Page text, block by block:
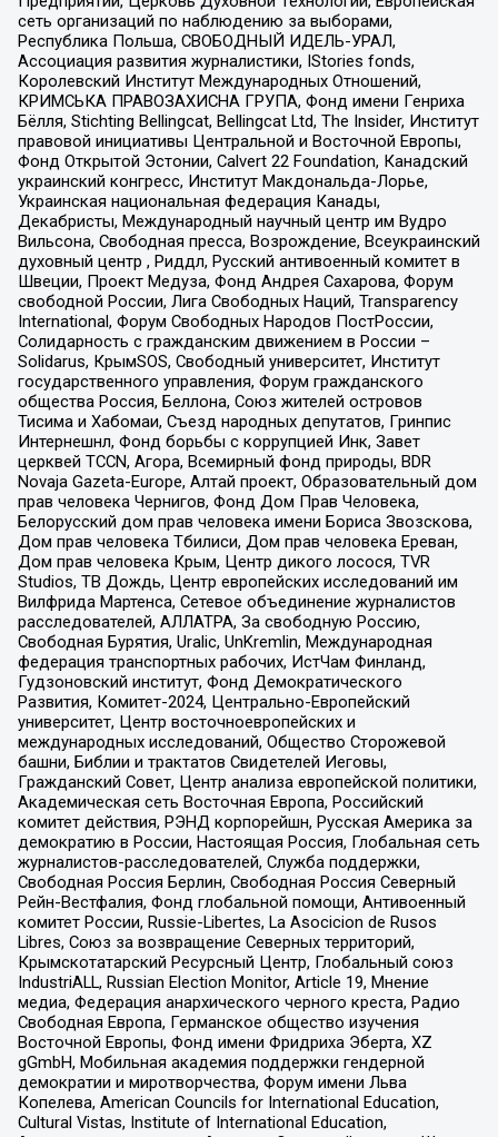
сеть организаций по наблюдению за выборами,
Республика Польша, СВОБОДНЫЙ ИДЕЛЬ-УРАЛ,
Ассоциация развития журналистики, IStories fonds,
Королевский Институт Международных Отношений,
КРИМСЬКА ПРАВОЗАХИСНА ГРУПА, Фонд имени Генриха
Бёлля, Stichting Bellingcat, Bellingcat Ltd, The Insider, Институт
правовой инициативы Центральной и Восточной Европы,
Фонд Открытой Эстонии, Calvert 22 Foundation, Канадский
украинский конгресс, Институт Макдональда-Лорье,
Украинская национальная федерация Канады,
Декабристы, Международный научный центр им Вудро
Вильсона, Свободная пресса, Возрождение, Всеукраинский
духовный центр , Риддл, Русский антивоенный комитет в
Швеции, Проект Медуза, Фонд Андрея Сахарова, Форум
свободной России, Лига Свободных Наций, Transparеncy
International, Форум Свободных Народов ПостРоссии,
Солидарность с гражданским движением в России –
Solidarus, КрымSOS, Свободный университет, Институт
государственного управления, Форум гражданского
общества Россия, Беллона, Союз жителей островов
Тисима и Хабомаи, Съезд народных депутатов, Гринпис
Интернешнл, Фонд борьбы с коррупцией Инк, Завет
церквей TCCN, Агора, Всемирный фонд природы, BDR
Novaja Gazeta-Europe, Алтай проект, Образовательный дом
прав человека Чернигов, Фонд Дом Прав Человека,
Белорусский дом прав человека имени Бориса Звозскова,
Дом прав человека Тбилиси, Дом прав человека Ереван,
Дом прав человека Крым, Центр дикого лосося, TVR
Studios, ТВ Дождь, Центр европейских исследований им
Вилфрида Мартенса, Сетевое объединение журналистов
расследователей, АЛЛАТРА, За свободную Россию,
Свободная Бурятия, Uralic, UnKremlin, Международная
федерация транспортных рабочих, ИстЧам Финланд,
Гудзоновский институт, Фонд Демократического
Развития, Комитет-2024, Центрально-Европейский
университет, Центр восточноевропейских и
международных исследований, Общество Сторожевой
башни, Библии и трактатов Свидетелей Иеговы,
Гражданский Совет, Центр анализа европейской политики,
Академическая сеть Восточная Европа, Российский
комитет действия, РЭНД корпорейшн, Русская Америка за
демократию в России, Настоящая Россия, Глобальная сеть
журналистов-расследователей, Служба поддержки,
Свободная Россия Берлин, Свободная Россия Северный
Рейн-Вестфалия, Фонд глобальной помощи, Антивоенный
комитет России, Russie-Libertes, La Asocicion de Rusos
Libres, Союз за возвращение Северных территорий,
Крымскотатарский Ресурсный Центр, Глобальный союз
IndustriALL, Russian Election Monitor, Article 19, Мнение
медиа, Федерация анархического черного креста, Радио
Свободная Европа, Германское общество изучения
Восточной Европы, Фонд имени Фридриха Эберта, XZ
gGmbH, Мобильная академия поддержки гендерной
демократии и миротворчества, Форум имени Льва
Копелева, American Councils for International Education,
Cultural Vistas, Institute of International Education,